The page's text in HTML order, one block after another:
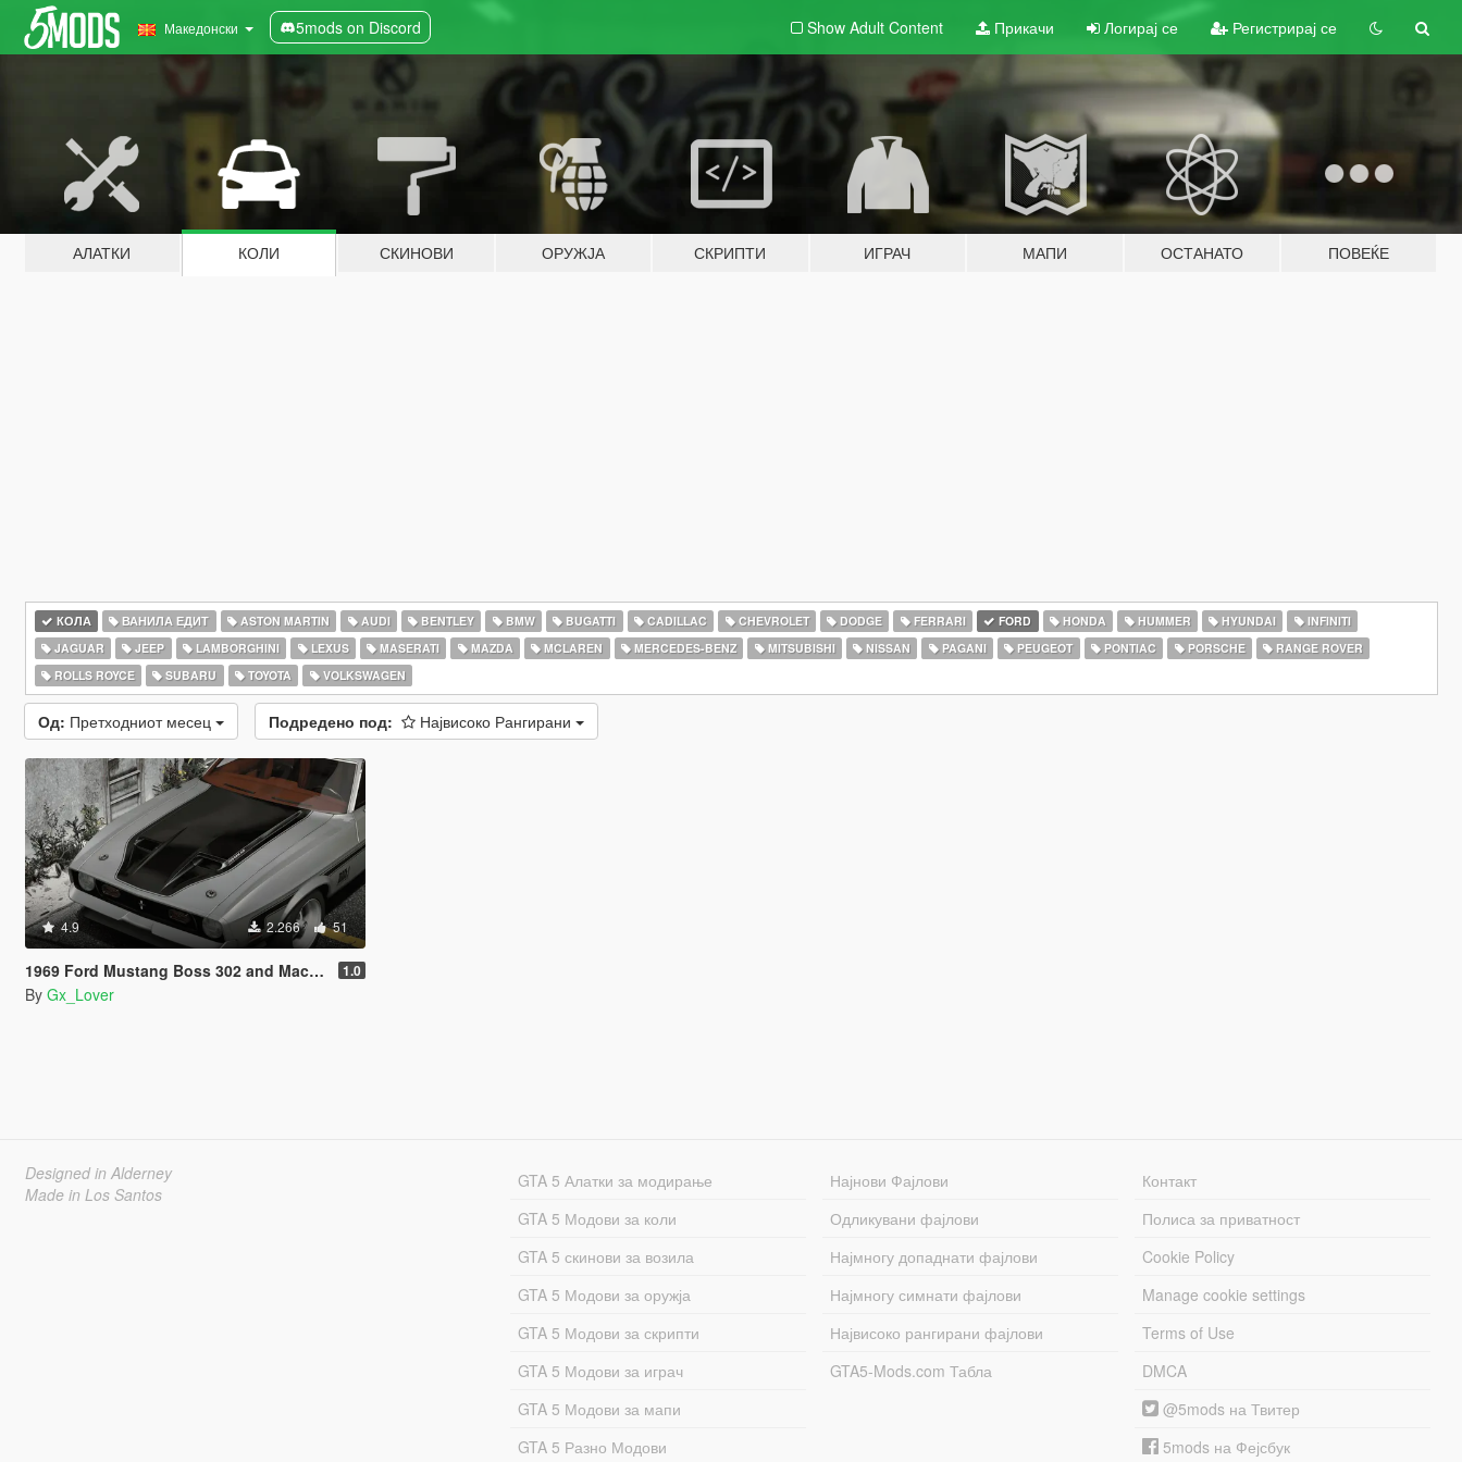
Македонски 5mods on Discord Show Adult Content Прикачи Логирај се Регистрирај се
АЛАТКИ КОЛИ СКИНОВИ ОРУЖЈА СКРИПТИ ИГРАЧ МАПИ ОСТАНАТО ПОВЕЌЕ
КОЛА ВАНИЛА ЕДИТ ASTON MARTIN AUDI BENTLEY BMW BUGATTI CADILLAC CHEVROLET DODGE FERRARI FORD HONDA HUMMER HYUNDAI
INFINITI
JAGUAR
JEEP LAMBORGHINI LEXUS MASERATI MAZDA MCLAREN MERCEDES-BENZ MITSUBISHI NISSAN PAGANI PEUGEOT PONTIAC PORSCHE
RANGE ROVER
ROLLS ROYCE
SUBARU TOYOTA VOLKSWAGEN
Од: Претходниот месец Подредено под: Највисоко Рангирани
4.9 2.266 51
1969 Ford Mustang Boss 302 and Mach1 Pack [Add-On | Template] 1.0
By Gx_Lover
Designed in Alderney
Made in Los Santos
GTA 5 Алатки за модирање
GTA 5 Модови за коли
GTA 5 скинови за возила
GTA 5 Модови за оружја
GTA 5 Модови за скрипти
GTA 5 Модови за играч
GTA 5 Модови за мапи
GTA 5 Разно Модови
Најнови Фајлови
Одликувани фајлови
Најмногу допаднати фајлови
Најмногу симнати фајлови
Највисоко рангирани фајлови
GTA5-Mods.com Табла
Контакт
Полиса за приватност
Cookie Policy
Manage cookie settings
Terms of Use
DMCA
@5mods на Твитер
5mods на Фејсбук